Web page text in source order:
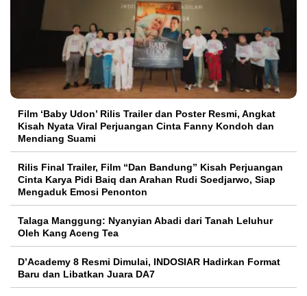
Film ‘Baby Udon’ Rilis Trailer dan Poster Resmi, Angkat
Kisah Nyata Viral Perjuangan Cinta Fanny Kondoh dan
Mendiang Suami
Rilis Final Trailer, Film “Dan Bandung” Kisah Perjuangan
Cinta Karya Pidi Baiq dan Arahan Rudi Soedjarwo, Siap
Mengaduk Emosi Penonton
Talaga Manggung: Nyanyian Abadi dari Tanah Leluhur
Oleh Kang Aceng Tea
D’Academy 8 Resmi Dimulai, INDOSIAR Hadirkan Format
Baru dan Libatkan Juara DA7